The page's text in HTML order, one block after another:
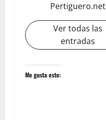
Pertiguero.net
Ver todas las
entradas
Me gusta esto: